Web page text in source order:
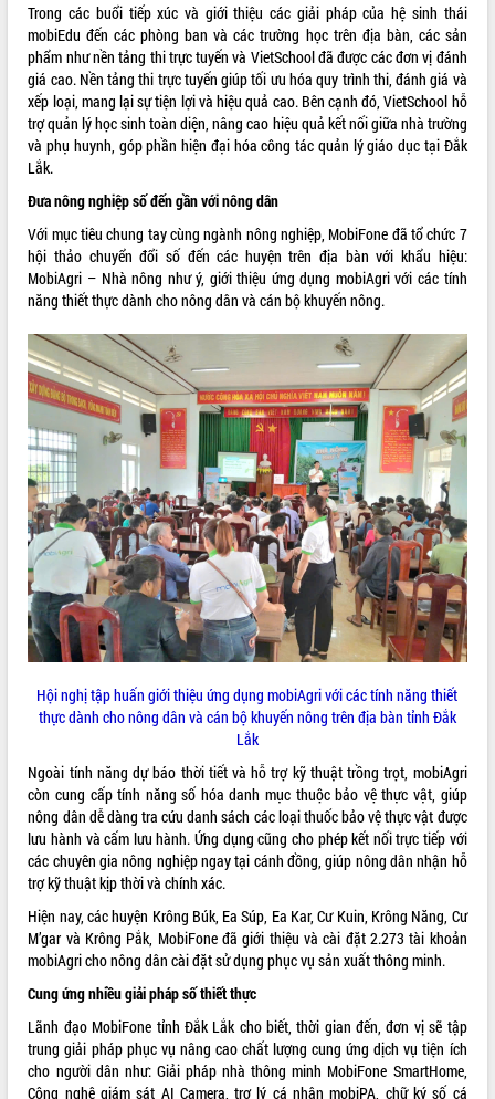
món ăn từ sầu riêng
Đắk Lắk công bố Quy hoạch và xúc
tiến đầu tư tỉnh
Ngành cá ngừ Đắk Lắk chủ động thích
ứng để giữ vững thị trường xuất khẩu
Diễn đàn Kinh tế tư nhân Việt Nam đột
phá cơ chế - Hợp tác công tư
Đề án 06 tạo bước ngoặt đột phá trong
cải cách hành chính tỉnh Đắk Lắk
Kết nối tour, đẩy mạnh chuyển đổi số
để phát triển du lịch Đắk Lắk
Khởi động Dự án Đầu tư xây dựng hạ
tầng kỹ thuật Cụm công nghiệp Tân
Tiến
Gặp mặt các cơ quan báo chí nhân Kỷ
niệm 101 năm Ngày Báo chí Cách
mạng Việt Nam
Đắk Lắk sơ kết 4 năm triển khai thực
hiện Đề án 06 của Chính phủ
Họp báo thông tin về Hội nghị Công bố
Quy hoạch và Xúc tiến đầu tư tỉnh Đắk
Lắk
Khơi thông điểm nghẽn, đẩy nhanh
giải ngân vốn khắc phục thiên tai
HĐND tỉnh thông qua điều chỉnh Quy
hoạch tỉnh thời kỳ 2021-2030
Hội thảo góp ý hồ sơ điều chỉnh quy
tầm nhìn đến năm 2050
Nâng cao hiệu quả hoạt động của các
Hội nghị triển khai kết nối mạng
truyền số liệu chuyên dùng phục vụ cơ
quan Đảng, Nhà nước
Lễ phát động chuỗi hoạt động chung
tay làm sạch môi trường
Xã Ea Kar bước chuyển mình trong
công tác cải cách hành chính mô hình
mới
UBND tỉnh họp báo định kỳ tháng 4
năm 2026
Hội thảo khoa học “Giải pháp thúc đẩy
phát triển nền kinh tế xanh tại tỉnh
Đắk Lắk”
Tăng cường giám sát, đôn đốc thực
Trong các buổi tiếp xúc và giới thiệu các giải pháp của hệ sinh thái
mobiEdu đến các phòng ban và các trường học trên địa bàn, các sản
phẩm như nền tảng thi trực tuyến và VietSchool đã được các đơn vị đánh
giá cao. Nền tảng thi trực tuyến giúp tối ưu hóa quy trình thi, đánh giá và
xếp loại, mang lại sự tiện lợi và hiệu quả cao. Bên cạnh đó, VietSchool hỗ
trợ quản lý học sinh toàn diện, nâng cao hiệu quả kết nối giữa nhà trường
và phụ huynh, góp phần hiện đại hóa công tác quản lý giáo dục tại Đắk
Lắk.
Đưa nông nghiệp số đến gần với nông dân
Với mục tiêu chung tay cùng ngành nông nghiệp, MobiFone đã tổ chức 7
hội thảo chuyển đổi số đến các huyện trên địa bàn với khẩu hiệu:
MobiAgri – Nhà nông như ý, giới thiệu ứng dụng mobiAgri với các tính
năng thiết thực dành cho nông dân và cán bộ khuyến nông.
Hội nghị tập huấn giới thiệu ứng dụng mobiAgri với các tính năng thiết
thực dành cho nông dân và cán bộ khuyến nông trên địa bàn tỉnh Đắk
Lắk
Ngoài tính năng dự báo thời tiết và hỗ trợ kỹ thuật trồng trọt, mobiAgri
còn cung cấp tính năng số hóa danh mục thuộc bảo vệ thực vật, giúp
nông dân dễ dàng tra cứu danh sách các loại thuốc bảo vệ thực vật được
lưu hành và cấm lưu hành. Ứng dụng cũng cho phép kết nối trực tiếp với
các chuyên gia nông nghiệp ngay tại cánh đồng, giúp nông dân nhận hỗ
trợ kỹ thuật kịp thời và chính xác.
Hiện nay, các huyện Krông Búk, Ea Súp, Ea Kar, Cư Kuin, Krông Năng, Cư
M’gar và Krông Pắk, MobiFone đã giới thiệu và cài đặt 2.273 tài khoản
mobiAgri cho nông dân cài đặt sử dụng phục vụ sản xuất thông minh.
Cung ứng nhiều giải pháp số thiết thực
Lãnh đạo MobiFone tỉnh Đắk Lắk cho biết, thời gian đến, đơn vị sẽ tập
trung giải pháp phục vụ nâng cao chất lượng cung ứng dịch vụ tiện ích
cho người dân như: Giải pháp nhà thông minh MobiFone SmartHome,
Công nghệ giám sát AI Camera, trợ lý cá nhân mobiPA, chữ ký số cá